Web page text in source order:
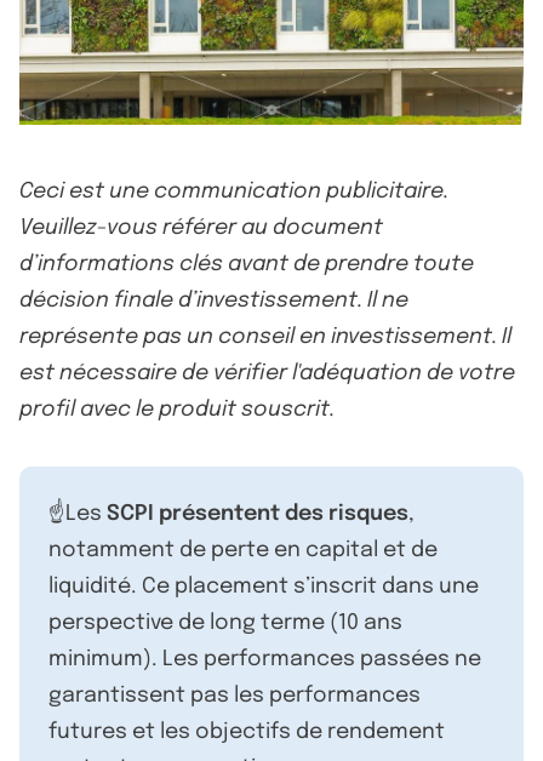
Ceci est une communication publicitaire.
Veuillez-vous référer au document
d’informations clés avant de prendre toute
décision finale d’investissement. Il ne
représente pas un conseil en investissement. Il
est nécessaire de vérifier l'adéquation de votre
profil avec le produit souscrit.
☝️Les SCPI présentent des risques,
notamment de perte en capital et de
liquidité. Ce placement s’inscrit dans une
perspective de long terme (10 ans
minimum). Les performances passées ne
garantissent pas les performances
futures et les objectifs de rendement